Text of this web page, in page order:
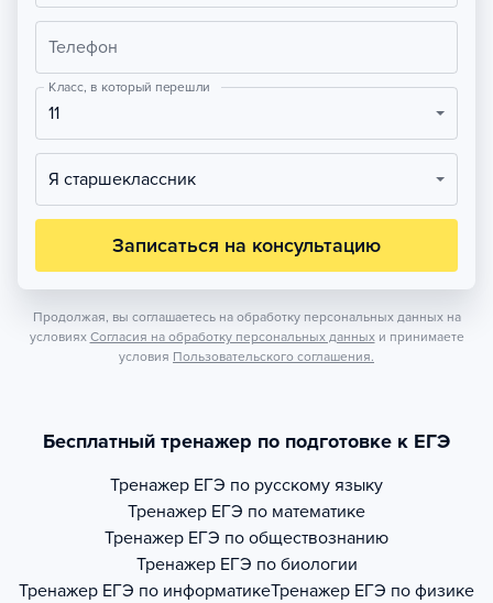
Телефон
Класс, в который перешли
11
Я старшеклассник
Записаться на консультацию
Продолжая, вы соглашаетесь на обработку персональных данных на
условиях Согласия на обработку персональных данных и принимаете
условия Пользовательского соглашения.
Бесплатный тренажер по подготовке к ЕГЭ
Тренажер ЕГЭ по русскому языку
Тренажер ЕГЭ по математике
Тренажер ЕГЭ по обществознанию
Тренажер ЕГЭ по биологии
Тренажер ЕГЭ по информатикеТренажер ЕГЭ по физике